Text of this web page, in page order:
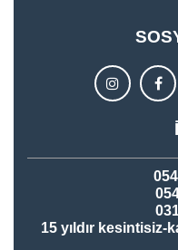
15 yıldır